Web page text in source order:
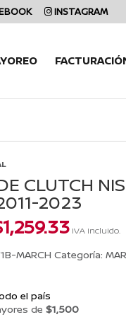
INSTAGRAM
CLUTCH
2023
1,259.33El
precio
actual
IVA incluido.
MARCH Categoría:
el país
de $1,500